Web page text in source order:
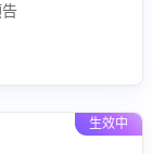
告
生效中